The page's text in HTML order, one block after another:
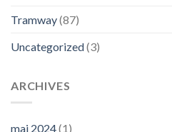
Tramway(87)
Uncategorized(3)
ARCHIVES
mai 2024(1)